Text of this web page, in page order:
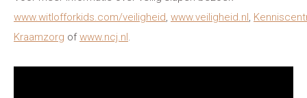
www.witlofforkids.com/veiligheid, www.veiligheid.nl,
Kraamzorg ofwww.ncj.nl.